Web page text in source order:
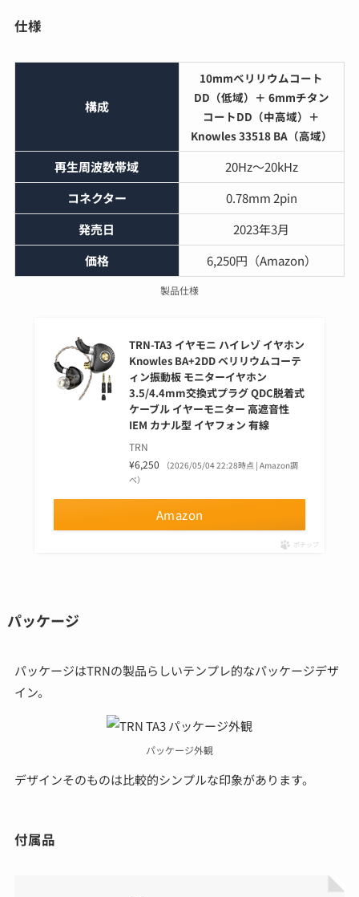
仕様
構成
10mmベリリウムコート
DD（低域）＋ 6mmチタン
コートDD（中高域）＋
Knowles 33518 BA（高域）
再生周波数帯域
20Hz〜20kHz
コネクター
0.78mm 2pin
発売日
2023年3月
価格
6,250円（Amazon）
製品仕様
TRN-TA3 イヤモニ ハイレゾ イヤホン
Knowles BA+2DD ベリリウムコーテ
ィン振動板 モニターイヤホン
3.5/4.4mm交換式プラグ QDC脱着式
ケーブル イヤーモニター 高遮音性
IEM カナル型 イヤフォン 有線
TRN
¥6,250
（2026/05/04 22:28時点 | Amazon調
べ）
Amazon
ポチップ
パッケージ
パッケージはTRNの製品らしいテンプレ的なパッケージデザ
イン。
パッケージ外観
デザインそのものは比較的シンプルな印象があります。
付属品